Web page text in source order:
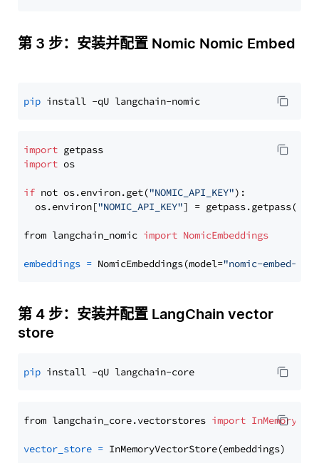
第 3 步：安装并配置 Nomic Nomic Embed
pip
import
import os
if not os.environ.get("NOMIC_API_KEY"):
  os.environ[
"NOMIC_API_KEY"] = getpass.getpass(
from langchain_nomic import NomicEmbeddings
embeddings = NomicEmbeddings(model="nomic-embed-
第 4 步：安装并配置 LangChain vector
store
pip
from langchain_core.vectorstores import
vector_store =